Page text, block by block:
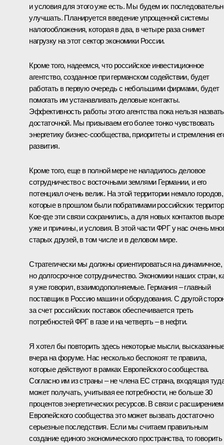
и условия для этого уже есть. Мы будем их
улучшать. Планируется введение упрощенной системы
налогообложения, которая в два, в четыре раза снимет
нагрузку на этот сектор экономики России.
Кроме того, надеемся, что российское инвестиционное
агентство, созданное при германском содействии, будет
работать в первую очередь с небольшими фирмами, будет
помогать им устанавливать деловые контакты.
Эффективность работы этого агентства пока нельзя назвать
достаточной. Мы призываем его более тонко чувствовать
энергетику бизнес-сообщества, приоритеты и стремления
развития.
Кроме того, еще в полной мере не наладилось деловое
сотрудничество с восточными землями Германии, и его
потенциал очень велик. На этой территории немало городов,
которые в прошлом были побратимами российских
Кое‑где эти связи сохранились, а для новых контактов
уже и причины, и условия. В этой части ФРГ у нас очень
старых друзей, в том числе и в деловом мире.
Стратегически мы должны ориентироваться на динамичное,
но долгосрочное сотрудничество. Экономики наших стран,
я уже говорил, взаимодополняемые. Германия – главный
поставщик в Россию машин и оборудования. С другой
за счет российских поставок обеспечивается треть
потребностей ФРГ в газе и на четверть – в нефти.
Я хотел бы повторить здесь некоторые мысли,
вчера на форуме. Нас несколько беспокоят те правила,
которые действуют в рамках Европейского сообщества.
Согласно им из страны – не члена ЕС страна, входящая
может получать, учитывая ее потребности, не больше 30
процентов энергетических ресурсов. В связи с расширением
Европейского сообщества это может вызвать достаточно
серьезные последствия. Если мы считаем правильным
создание единого экономического пространства, то говорить